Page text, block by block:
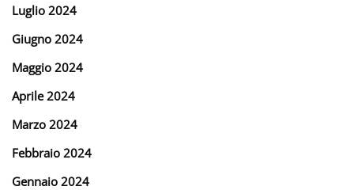
Luglio 2024
Giugno 2024
Maggio 2024
Aprile 2024
Marzo 2024
Febbraio 2024
Gennaio 2024